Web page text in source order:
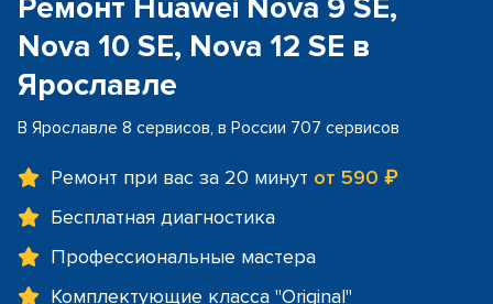
Ремонт Huawei Nova 9 SE,
Nova 10 SE, Nova 12 SE в
Ярославле
В Ярославле 8 сервисов, в России 707 сервисов
Ремонт при вас за 20 минут от 590 ₽
Бесплатная диагностика
Профессиональные мастера
Комплектующие класса "Original"